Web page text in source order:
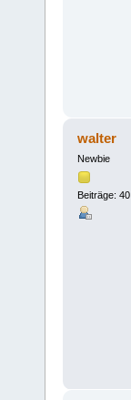
walter
Newbie
Beiträge: 40